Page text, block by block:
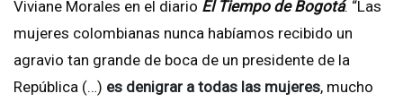
Viviane Morales en el diario El Tiempo de Bogotá. “Las
mujeres colombianas nunca habíamos recibido un
agravio tan grande de boca de un presidente de la
República (…) es denigrar a todas las mujeres, mucho